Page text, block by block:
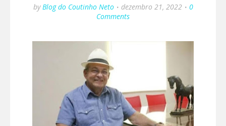
by Blog do Coutinho Neto dezembro 21, 2022
0
Comments